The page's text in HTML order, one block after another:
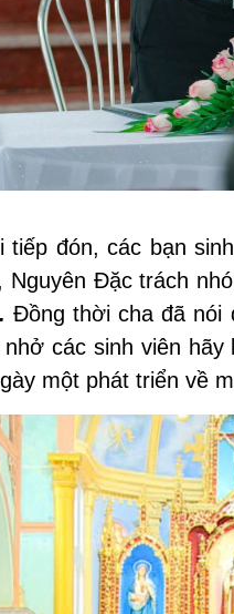
tiếp đón, các bạn
Nguyên Đặc trách
Đồng thời cha đã nói
các sinh viên
một phát triển về